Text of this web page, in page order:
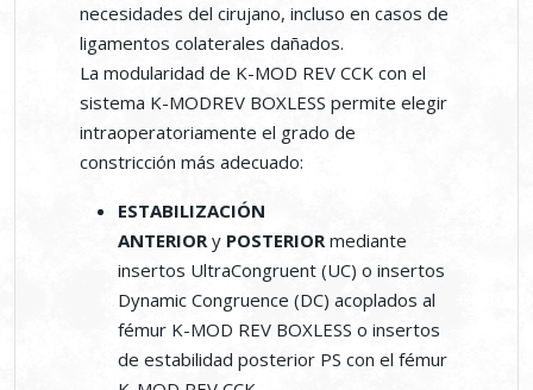
necesidades del cirujano, incluso en casos de
ligamentos colaterales dañados.
La modularidad de K-MOD REV CCK con el
sistema K-MODREV BOXLESS permite elegir
intraoperatoriamente el grado de
constricción más adecuado:
ESTABILIZACIÓN
ANTERIOR y POSTERIOR mediante
insertos UltraCongruent (UC) o insertos
Dynamic Congruence (DC) acoplados al
fémur K-MOD REV BOXLESS o insertos
de estabilidad posterior PS con el fémur